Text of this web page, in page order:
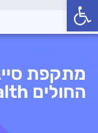
פתח סרגל
מתקפת
החולים One Brooklyn Health